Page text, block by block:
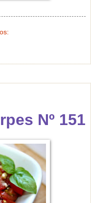
Nº 151